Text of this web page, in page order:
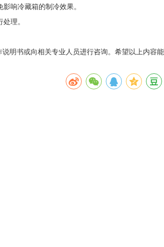
响冷藏箱的制冷效果。
理。
明书或向相关专业人员进行咨询。希望以上内容能